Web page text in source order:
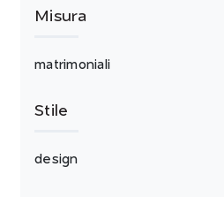
Misura
matrimoniali
Stile
design